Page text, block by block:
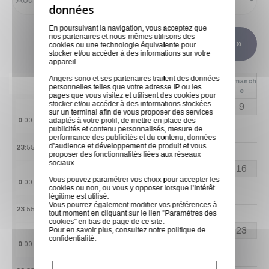
Mois suivant »
Lundi Mardi
Mercred
i
Jeudi Vendredi Samedi
Dimanch
e
3 4 5 6 7 8 9
0:00 6 AOÛ
6 disponibles
7 AOÛ
6 disponibles6 disponibles
23:55
10 16
0:00 10 AOÛ
6 disponibles
11 AOÛ
6 disponibles
12 AOÛ
6 disponibles
13 AOÛ 14 AOÛ
15 AOÛ
23:55
17 18 19 20 21 23
0:00
6 disponibles6 disponibles6 disponibles6 disponibles6 disponibles6 disponibles
En poursuivant la navigation, vous acceptez que
nos partenaires et nous-mêmes utilisons des
cookies ou une technologie équivalente pour
stocker et/ou accéder à des informations sur votre
appareil.
Angers-sono et ses partenaires traitent des données
personnelles telles que votre adresse IP ou les
pages que vous visitez et utilisent des cookies pour
stocker et/ou accéder à des informations stockées
sur un terminal afin de vous proposer des services
adaptés à votre profil, de mettre en place des
publicités et contenu personnalisés, mesure de
performance des publicités et du contenu, données
d’audience et développement de produit et vous
proposer des fonctionnalités liées aux réseaux
sociaux.
Vous pouvez paramétrer vos choix pour accepter les
cookies ou non, ou vous y opposer lorsque l’intérêt
légitime est utilisé.
Vous pourrez également modifier vos préférences à
tout moment en cliquant sur le lien "Paramètres des
cookies" en bas de page de ce site.
Pour en savoir plus, consultez notrepolitique de
confidentialité